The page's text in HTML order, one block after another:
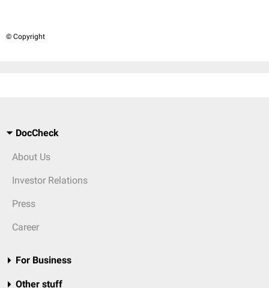
© Copyright
DocCheck
About Us
Investor Relations
Press
Career
For Business
Other stuff